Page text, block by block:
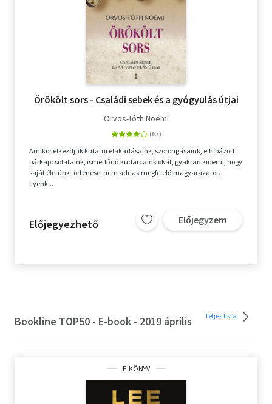
Örökölt sors - Családi sebek és a gyógyulás útjai
Orvos-Tóth Noémi
Amikor elkezdjük kutatni elakadásaink, szorongásaink, elhibázott
párkapcsolataink, ismétlődő kudarcaink okát, gyakran kiderül, hogy
saját életünk történései nem adnak megfelelő magyarázatot.
Ilyenk...
Előjegyezhető Előjegyzem
Bookline TOP50 - E-book - 2019 április Teljes lista
E-KÖNYV